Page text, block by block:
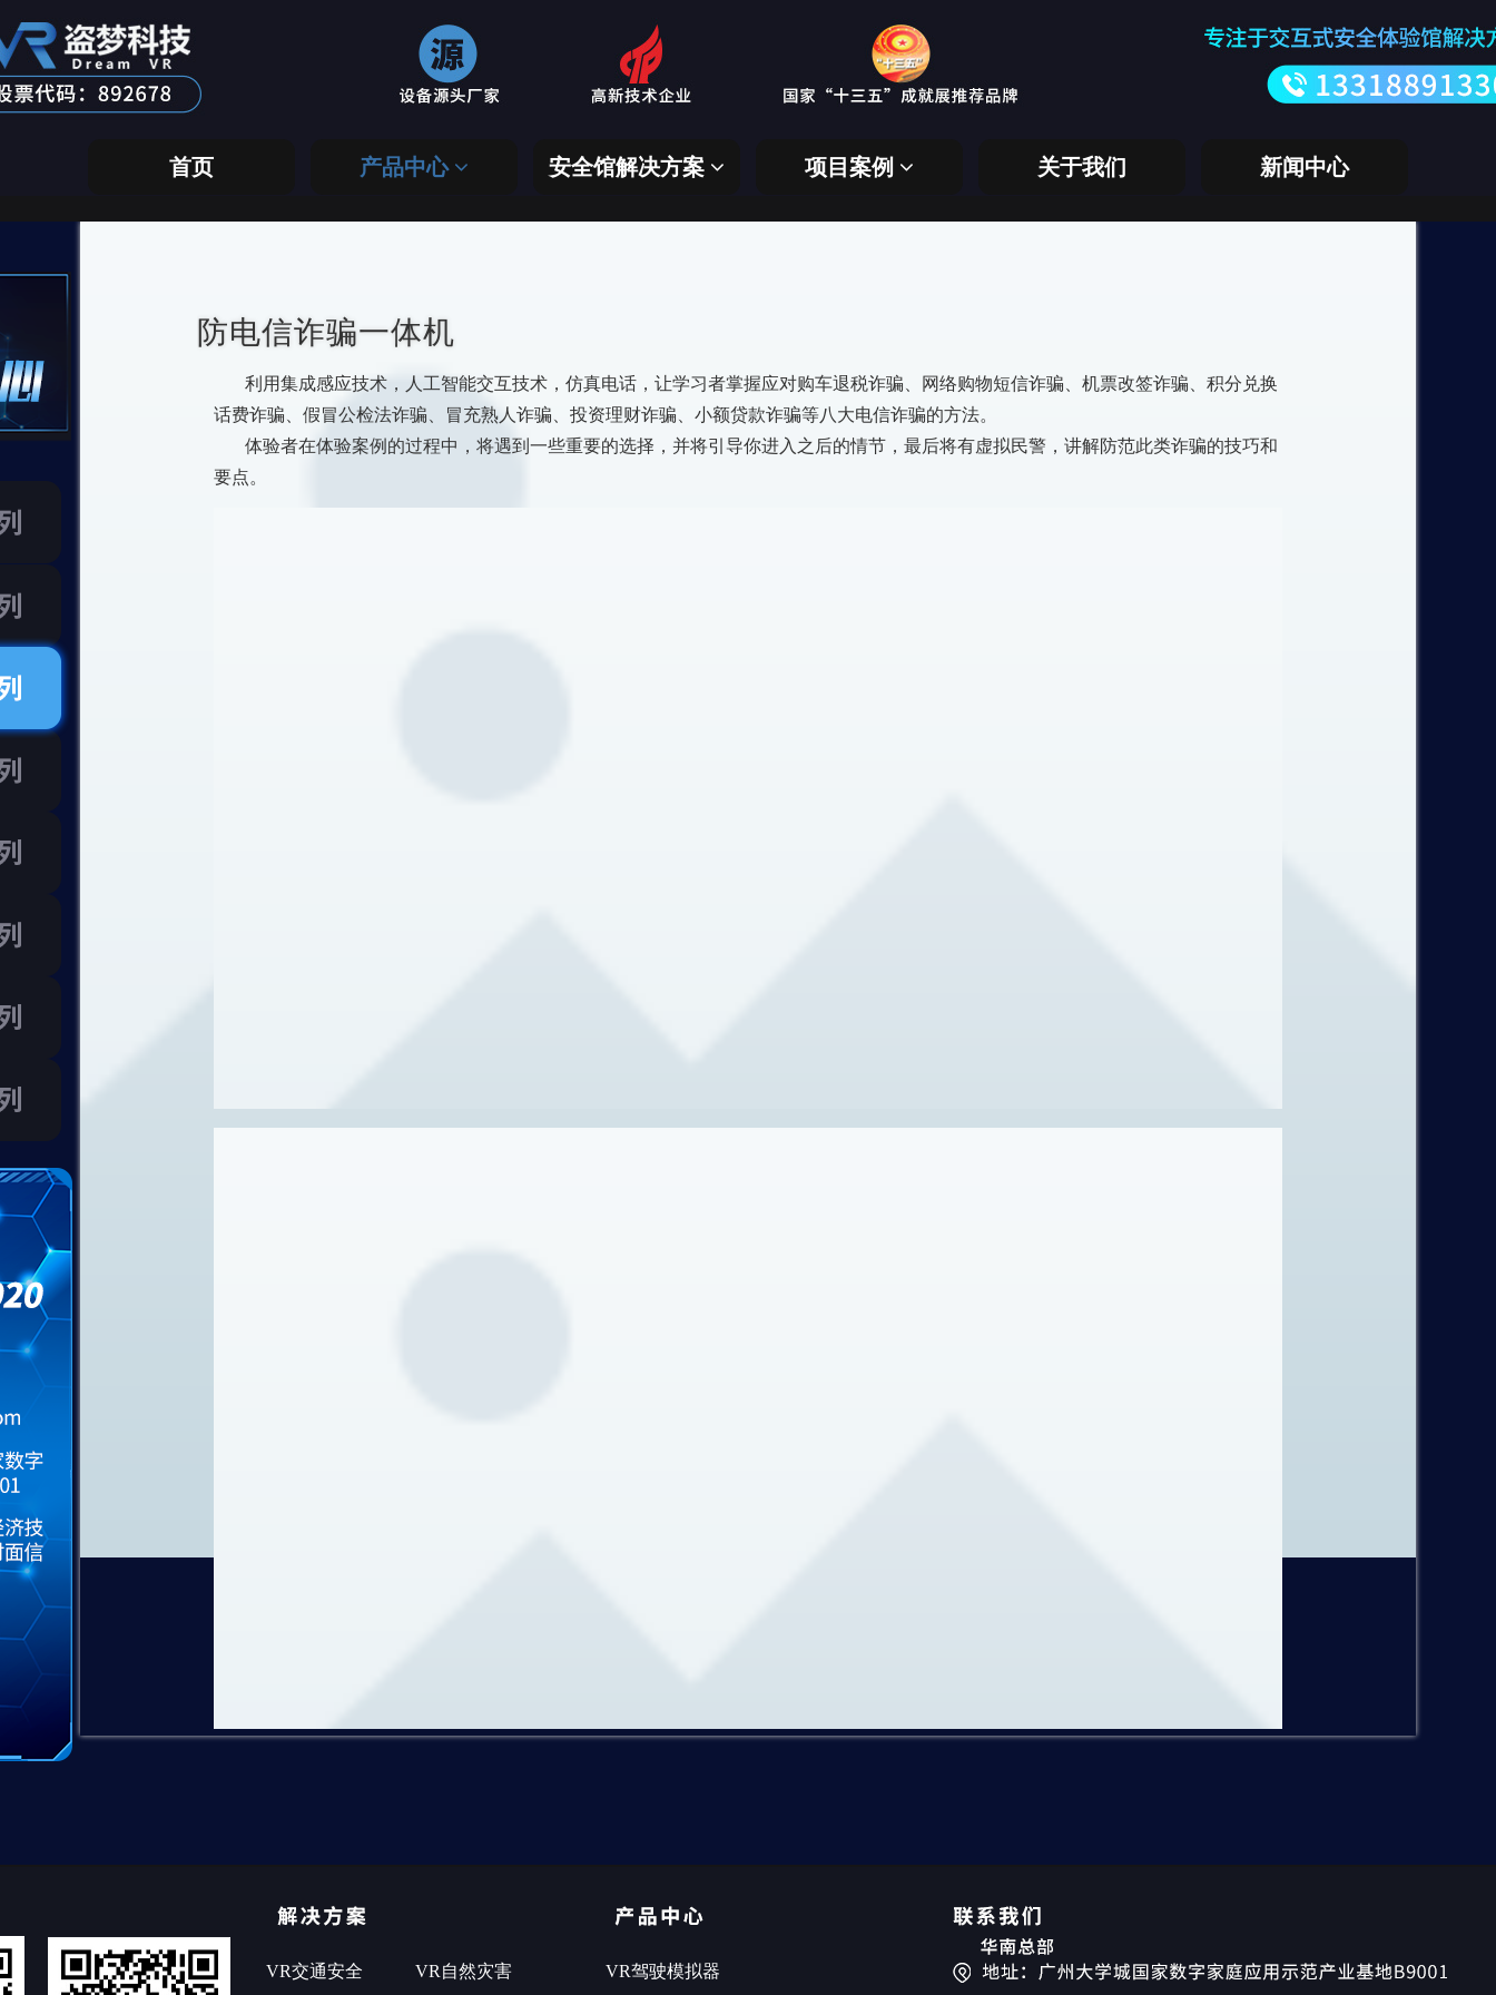
首页 产品中心 安全馆解决方案 项目案例 关于我们 新闻中心
防电信诈骗一体机
利用集成感应技术，人工智能交互技术，仿真电话，让学习者掌握应对购车退税诈骗、网络购物短信诈骗、机票改签诈骗、积分兑换
话费诈骗、假冒公检法诈骗、冒充熟人诈骗、投资理财诈骗、小额贷款诈骗等八大电信诈骗的方法。
体验者在体验案例的过程中，将遇到一些重要的选择，并将引导你进入之后的情节，最后将有虚拟民警，讲解防范此类诈骗的技巧和
要点。
VR交通安全 VR自然灾害 VR驾驶模拟器